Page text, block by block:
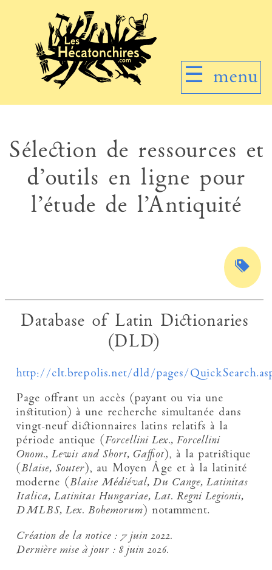
☰ menu
Sélection de ressources et
d’outils en ligne pour
l’étude de l’Antiquité
Database of Latin Dictionaries
(DLD)
http://clt.brepolis.net/dld/pages/
Page offrant un accès (payant ou via une
institution) à une recherche simultanée dans
vingt-neuf dictionnaires latins relatifs à la
période antique (Forcellini Lex., Forcellini
Onom., Lewis and Short, Gaffiot), à la patristique
(Blaise, Souter), au Moyen Âge et à la latinité
moderne (Blaise Médiéval, Du Cange, Latinitas
Italica, Latinitas Hungariae, Lat. Regni Legionis,
DMLBS, Lex. Bohemorum) notamment.
Création de la notice : 7 juin 2022.
Dernière mise à jour : 8 juin 2026.